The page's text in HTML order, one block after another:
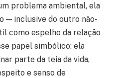
problema ambiental, ela
— inclusive do outro não-
como espelho da relação
papel simbólico: ela
parte da teia da vida,
e senso de